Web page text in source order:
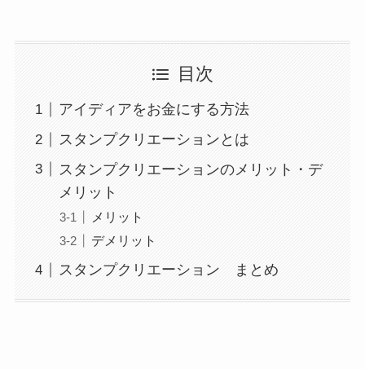
目次
アイディアをお金にする方法
スタンプクリエーションとは
スタンプクリエーションのメリット・デ
メリット
メリット
デメリット
スタンプクリエーション まとめ